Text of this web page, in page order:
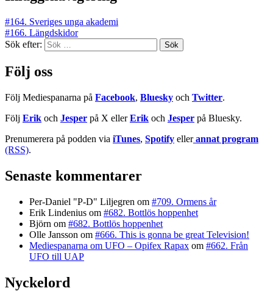
#164. Sveriges unga akademi
#166. Längdskidor
Sök efter:
Följ oss
Följ Mediespanarna på Facebook, Bluesky och Twitter.
Följ Erik och Jesper på X ellerErik och Jesper på Bluesky.
Prenumerera på podden via iTunes, Spotify eller annat program
(RSS).
Senaste kommentarer
Per-Daniel "P-D" Liljegren om #709. Ormens år
Erik Lindenius om #682. Bottlös hoppenhet
Björn om #682. Bottlös hoppenhet
Olle Jansson om #666. This is gonna be great Television!
Mediespanarna om UFO – Opifex Rapax om #662. Från
UFO till UAP
Nyckelord